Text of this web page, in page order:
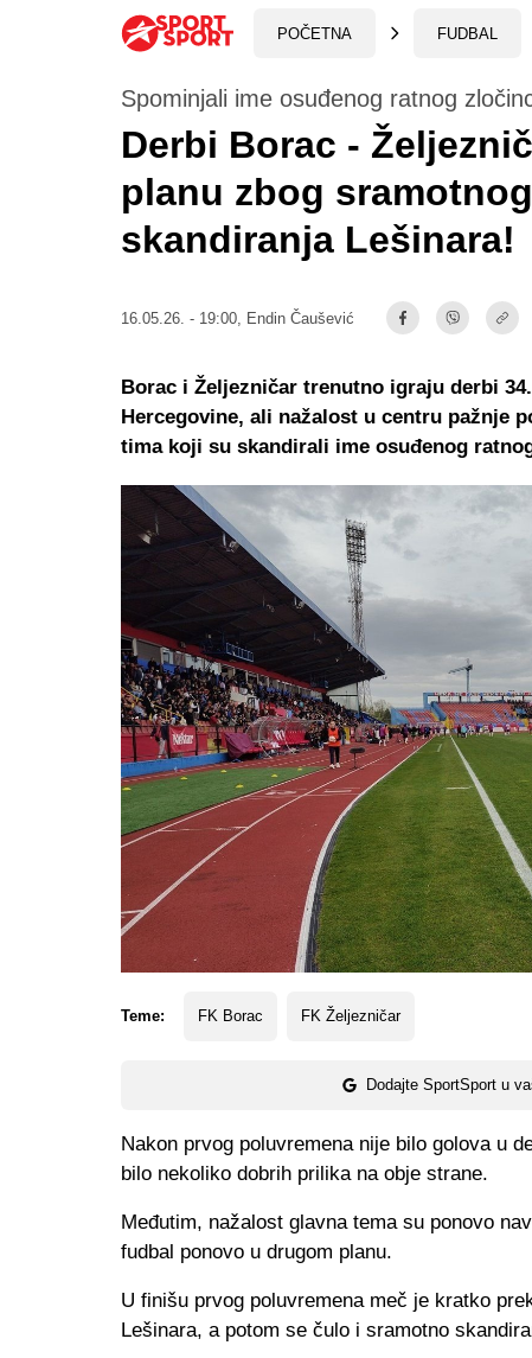
POČETNA FUDBAL
Spominjali ime osuđenog ratnog
Derbi Borac -
planu zbog
skandiranja Lešinara!
16.05.26. - 19:00, Endin Čaušević
Teme: FK Borac FK Željezničar
Dodajte SportSport u
Borac i Željezničar trenutno igraju derbi
Hercegovine, ali nažalost u centru pažnje
tima koji su skandirali ime osuđenog
Nakon prvog poluvremena nije bilo golova u
bilo nekoliko dobrih prilika na obje strane.
Međutim, nažalost glavna tema su ponovo
fudbal ponovo u drugom planu.
U finišu prvog poluvremena meč je kratko
Lešinara, a potom se čulo i sramotno